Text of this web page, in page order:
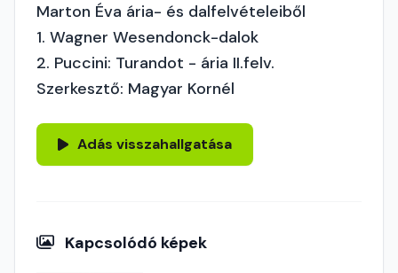
Marton Éva ária- és dalfelvételeiből
1. Wagner Wesendonck-dalok
2. Puccini: Turandot - ária II.felv.
Szerkesztő: Magyar Kornél
Adás visszahallgatása
Kapcsolódó képek